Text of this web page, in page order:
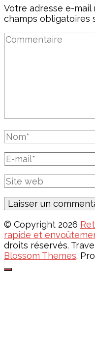
Votre adresse e-mail
champs obligatoires
Commentaire
Nom
complet
E-
mail
Site
web
© Copyright 2026
rapide et
droits réservés.
Blossom Themes.